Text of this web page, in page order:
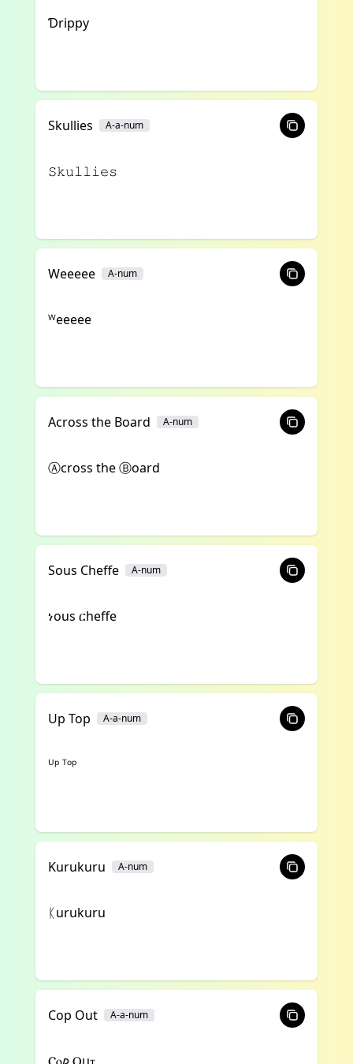
Ɗrippy
Skullies A-a-num
𝚂𝚔𝚞𝚕𝚕𝚒𝚎𝚜
Weeeee A-num
ᵂeeeee
Across the Board A-num
Ⓐcross the Ⓑoard
Sous Cheffe A-num
ነous ርheffe
Up Top A-a-num
ᵁᵖ ᵀᵒᵖ
Kurukuru A-num
ᛕurukuru
Cop Out A-a-num